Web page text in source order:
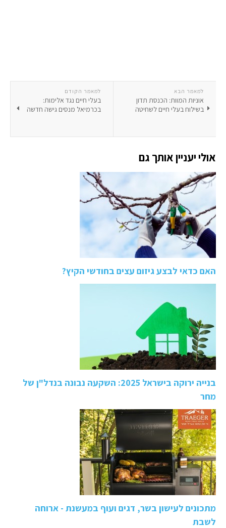
למאמר הקודם
בעלי חיים נגד אלימות:
בכרמיאל מנסים גישה חדשה
למאמר הבא
אוניות המוות: הכנסת תדון
בשילוח בעלי חיים לשחיטה
אולי יעניין אותך גם
האם כדאי לבצע גיזום עצים בחודשי הקיץ?
בנייה ירוקה בישראל 2025: השקעה נבונה בנדל"ן של
מחר
מתכונים לעישון בשר, דגים ועוף במעשנת - ארוחה
לשבת